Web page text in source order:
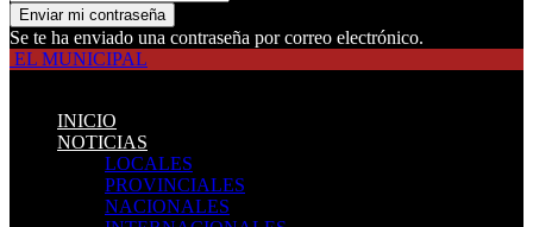
Se te ha enviado una contraseña por correo electrónico.
EL MUNICIPAL
INICIO
NOTICIAS
LOCALES
PROVINCIALES
NACIONALES